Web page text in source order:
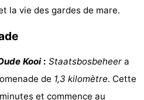
la vie des gardes de mare.
Kooi: Staatsbosbeheer a
de 1,3 kilomètre. Cette
et commence au